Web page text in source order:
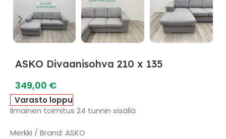
ASKO Divaanisohva 210 x 135
349,00 €
Varasto loppu
Ilmainen toimitus 24 tunnin sisällä
Merkki / Brand: ASKO